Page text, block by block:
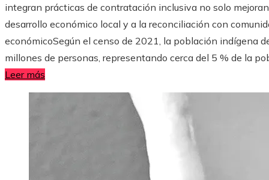
integran prácticas de contratación inclusiva no solo
desarrollo económico local y a la reconciliación con
económicoSegún el censo de 2021, la población indígena
millones de personas, representando cerca del 5 % de la
Leer más